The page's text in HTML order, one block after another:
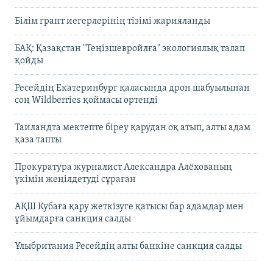
Білім грант иегерлерінің тізімі жарияланды
БАҚ: Қазақстан "Теңізшевройлға" экологиялық талап
қойды
Ресейдің Екатеринбург қаласында дрон шабуылынан
соң Wildberries қоймасы өртенді
Таиландта мектепте біреу қарудан оқ атып, алты адам
қаза тапты
Прокуратура журналист Александра Алёхованың
үкімін жеңілдетуді сұраған
АҚШ Кубаға қару жеткізуге қатысы бар адамдар мен
ұйымдарға санкция салды
Ұлыбритания Ресейдің алты банкіне санкция салды